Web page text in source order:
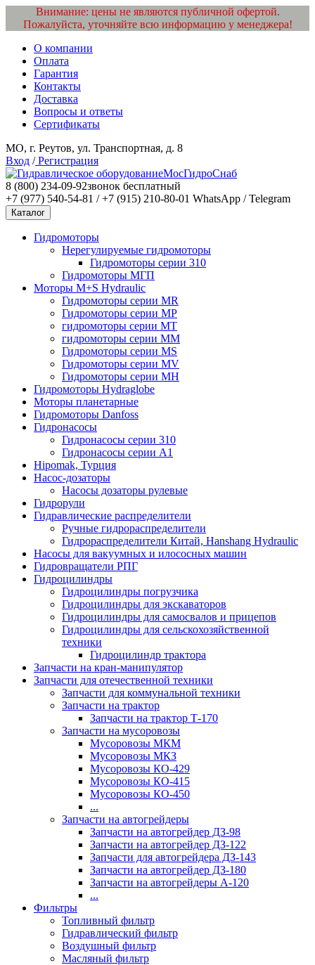
Внимание: цены не являются публичной офертой.
Пожалуйста, уточняйте всю информацию у менеджера!
О компании
Оплата
Гарантия
Контакты
Доставка
Вопросы и ответы
Сертификаты
МО, г. Реутов, ул. Транспортная, д. 8
Вход /Регистрация
МосГидроСнаб
8 (800) 234-09-92звонок бесплатный
+7 (977) 540-54-81 / +7 (915) 210-80-01 WhatsApp / Telegram
Каталог
Гидромоторы
Нерегулируемые гидромоторы
Гидромоторы серии 310
Гидромоторы МГП
Моторы M+S Hydraulic
Гидромоторы серии MR
Гидромоторы серии MP
гидромоторы серии MT
гидромоторы серии MM
Гидромоторы серии MS
Гидромоторы серии MV
Гидромоторы серии MH
Гидромоторы Hydraglobe
Моторы планетарные
Гидромоторы Danfoss
Гидронасосы
Гидронасосы серии 310
Гидронасосы серии А1
Hipomak, Турция
Насос-дозаторы
Насосы дозаторы рулевые
Гидрорули
Гидравлические распределители
Ручные гидрораспределители
Гидрораспределители Китай, Hanshang Hydraulic
Насосы для вакуумных и илососных машин
Гидровращатели РПГ
Гидроцилиндры
Гидроцилиндры погрузчика
Гидроцилиндры для экскаваторов
Гидроцилиндры для самосвалов и прицепов
Гидроцилиндры для сельскохозяйственной
техники
Гидроцилиндр трактора
Запчасти на кран-манипулятор
Запчасти для отечественной техники
Запчасти для коммунальной техники
Запчасти на трактор
Запчасти на трактор Т-170
Запчасти на мусоровозы
Мусоровозы МКМ
Мусоровозы МКЗ
Мусоровозы КО-429
Мусоровозы КО-415
Мусоровозы КО-450
...
Запчасти на автогрейдеры
Запчасти на автогрейдер ДЗ-98
Запчасти на автогрейдер ДЗ-122
Запчасти для автогрейдера ДЗ-143
Запчасти на автогрейдер ДЗ-180
Запчасти на автогрейдеры А-120
...
Фильтры
Топливный фильтр
Гидравлический фильтр
Воздушный фильтр
Масляный фильтр